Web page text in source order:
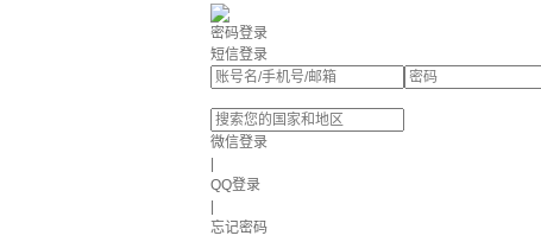
密码登录
短信登录
微信登录
QQ登录
忘记密码